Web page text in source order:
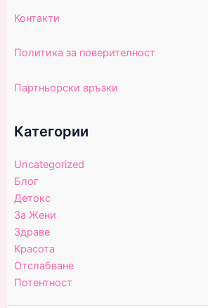
Контакти
Политика за поверителност
Партньорски връзки
Категории
Uncategorized
Блог
Детокс
За Жени
Здраве
Красота
Отслабване
Потентност